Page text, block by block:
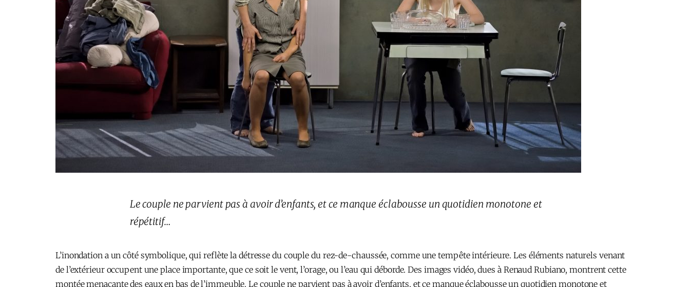
Le couple ne parvient pas à avoir d’enfants, et ce manque éclabousse un quotidien monotone et
répétitif…
L’inondation a un côté symbolique, qui reflète la détresse du couple du rez-de-chaussée, comme une tempête intérieure. Les éléments naturels venant
de l’extérieur occupent une place importante, que ce soit le vent, l’orage, ou l’eau qui déborde. Des images vidéo, dues à Renaud Rubiano, montrent cette
montée menaçante des eaux en bas de l’immeuble. Le couple ne parvient pas à avoir d’enfants, et ce manque éclabousse un quotidien monotone et